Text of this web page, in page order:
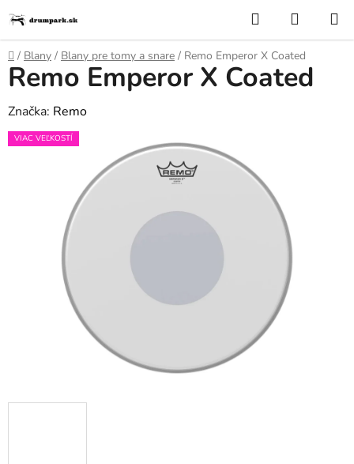
na
obsah
Hľadať
KOŠÍK
Domov
/ Blany / Blany pre tomy a snare / Remo Emperor X Coated
Remo Emperor X Coated
Značka: Remo
VIAC VEĽKOSTÍ